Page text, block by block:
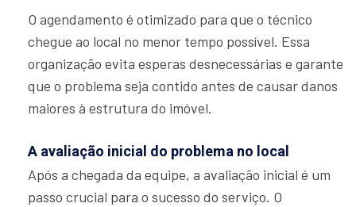
O agendamento é otimizado para que o técnico
chegue ao local no menor tempo possível. Essa
organização evita esperas desnecessárias e garante
que o problema seja contido antes de causar danos
maiores à estrutura do imóvel.
A avaliação inicial do problema no local
Após a chegada da equipe, a avaliação inicial é um
passo crucial para o sucesso do serviço. O